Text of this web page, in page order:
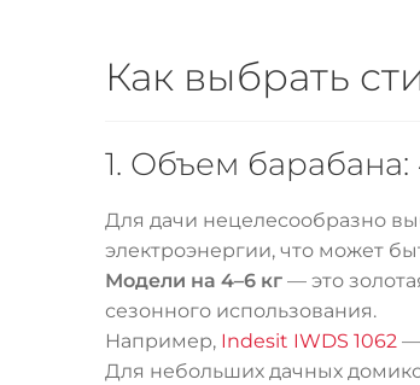
Как выбрать
1. Объем
Для дачи нецелесообразно
электроэнергии, что может
Модели на 4–6 кг — это
сезонного использования.
Например, Indesit IWDS 1062 —
Для небольших дачных